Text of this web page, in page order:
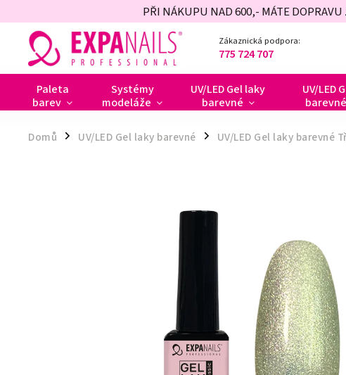
PŘI NÁKUPU NAD 600,- MÁTE
Zákaznická podpora:
775 724 707
Paleta
barev
Systémy
modeláže
UV/LED Gel laky
barevné
UV/LED
barevné
Domů / UV/LED Gel laky barevné / UV/LED Gel laky barevné